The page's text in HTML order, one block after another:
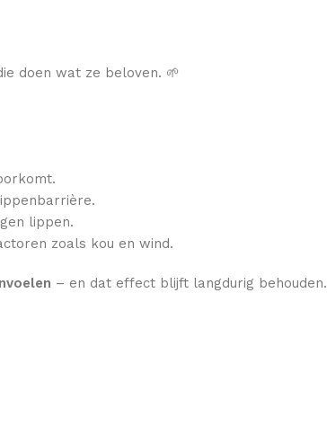
doen wat ze beloven. 🌱
lippen.
zoals kou en wind.
– en dat effect blijft langdurig behouden.